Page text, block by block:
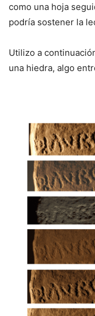
como una hoja
podría sostener la
Utilizo a
una hiedra, algo